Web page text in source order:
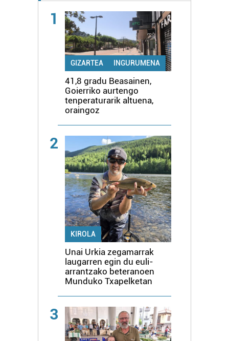
1
GIZARTEA INGURUMENA
41,8 gradu Beasainen,
Goierriko aurtengo
tenperaturarik altuena,
oraingoz
2
KIROLA
Unai Urkia zegamarrak
laugarren egin du euli-
arrantzako beteranoen
Munduko Txapelketan
3